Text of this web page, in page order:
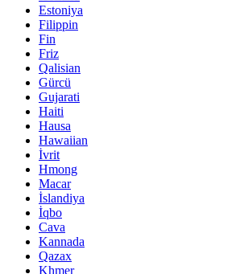
Estoniya
Filippin
Fin
Friz
Qalisian
Gürcü
Gujarati
Haiti
Hausa
Hawaiian
İvrit
Hmong
Macar
İslandiya
İqbo
Cava
Kannada
Qazax
Khmer